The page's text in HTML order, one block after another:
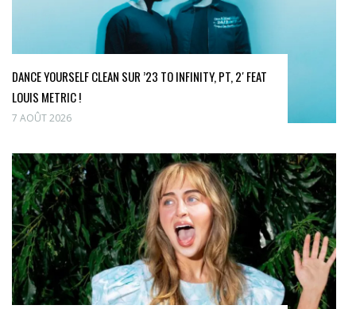
DANCE YOURSELF CLEAN SUR ’23 TO INFINITY, PT, 2′ FEAT
LOUIS METRIC !
7 AOÛT 2026